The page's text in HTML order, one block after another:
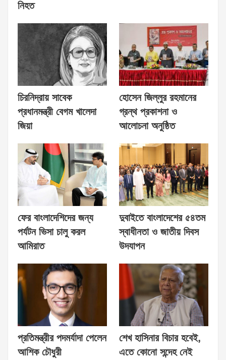
নিহত
চিরনিদ্রায় সাবেক
প্রধানমন্ত্রী বেগম খালেদা
জিয়া
হোসেন জিল্লুর রহমানের
গ্রন্থ প্রকাশনা ও
আলোচনা অনুষ্ঠিত
ফের বাংলাদেশিদের জন্য
পর্যটন ভিসা চালু করল
আমিরাত
দুবাইতে বাংলাদেশের ৫৪তম
স্বাধীনতা ও জাতীয় দিবস
উদযাপন
প্রতিমন্ত্রীর পদমর্যাদা পেলেন
আশিক চৌধুরী
শেখ হাসিনার বিচার হবেই,
এতে কোনো সন্দেহ নেই